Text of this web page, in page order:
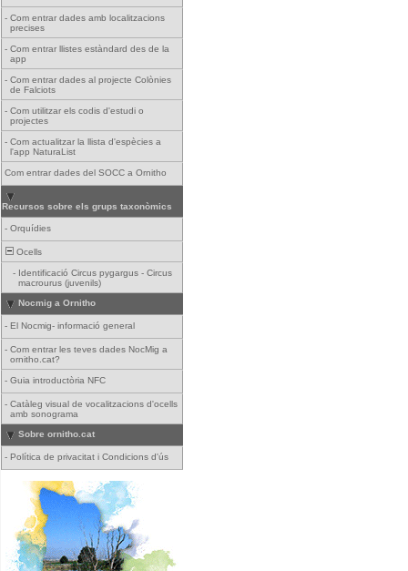
- Com entrar dades amb localitzacions
precises
- Com entrar llistes estàndard des de la
app
- Com entrar dades al projecte Colònies
de Falciots
- Com utilitzar els codis d'estudi o
projectes
- Com actualitzar la llista d'espècies a
l'app NaturaList
Com entrar dades del SOCC a Ornitho
Recursos sobre els grups taxonòmics
- Orquídies
Ocells
- Identificació Circus pygargus - Circus
macrourus (juvenils)
Nocmig a Ornitho
- El Nocmig- informació general
- Com entrar les teves dades NocMig a
ornitho.cat?
- Guia introductòria NFC
- Catàleg visual de vocalitzacions d'ocells
amb sonograma
Sobre ornitho.cat
- Política de privacitat i Condicions d'ús